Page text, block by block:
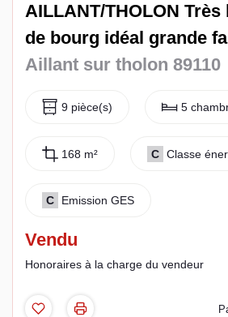
AILLANT/THOLON
de bourg idéal grande
Aillant sur tholon 89110
9 pièce(s) 5
168 m² C Classe
C Emission GES
Vendu
Honoraires à la charge du vendeur